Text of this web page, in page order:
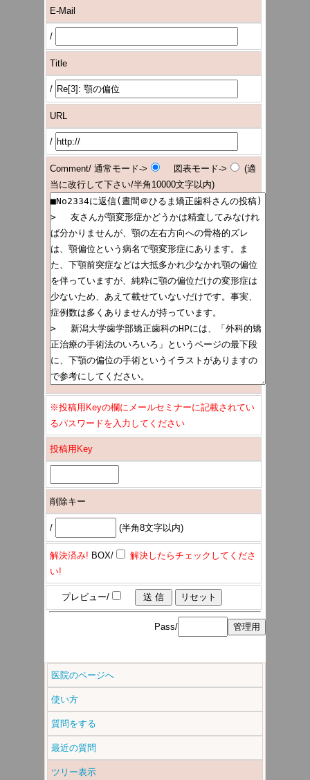
E-Mail
/
Title
/
URL
/
Comment/ 通常モード-> 図表モード->
(適
当に改行して下さい/半角10000文字以内)
※投稿用Keyの欄にメールセミナーに記載されてい
るパスワードを入力してください
投稿用Key
削除キー
/ (半角8文字以内)
解決済み! BOX/
解決したらチェックしてくださ
い!
プレビュー/
Pass/
医院のページへ
使い方
質問をする
最近の質問
ツリー表示